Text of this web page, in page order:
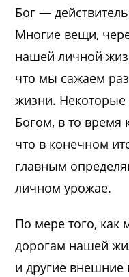
Бог —
Многие вещи,
нашей личной
что мы сажаем
жизни.
Богом, в то время
что в конечном
главным
личном урожае.
По мере того,
дорогам нашей
и другие внешние